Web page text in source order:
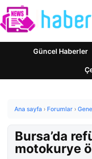
Güncel Haberler
Ana sayfa › Forumlar ›
Bursa’da
motokurye